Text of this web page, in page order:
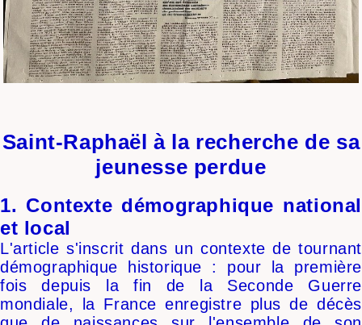
Saint-Raphaël à la recherche de sa
jeunesse perdue
1. Contexte démographique national
et local
L'article s'inscrit dans un contexte de tournant
démographique historique : pour la première
fois depuis la fin de la Seconde Guerre
mondiale, la France enregistre plus de décès